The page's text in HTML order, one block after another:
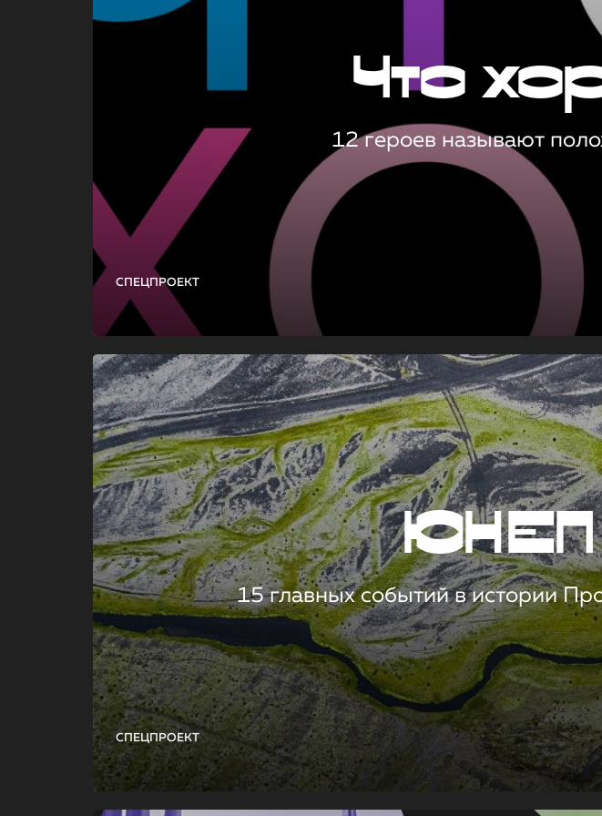
СПЕЦПРОЕКТ
Что
12 героев называют
СПЕЦПРОЕКТ
ЮНЕП
15 главных событий в истории